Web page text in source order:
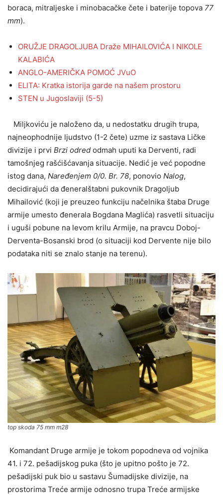
boraca, mitralјeske i minobacačke čete i baterije topova 77
mm).
ORUŽJE DRAGOLJUBA Draže MIHAILOVIĆA I NIKOLE
KALABIĆA
ANGLO-AMERIČKA POMOĆ JVuO
ELITA: Kratka istorija garde na našem prostoru
STEN u Jugoslaviji (5-5)
Milјkoviću je naloženo da, u nedostatku drugih trupa,
najneophodnije lјudstvo (1-2 čete) uzme iz sastava Ličke
divizije i prvi Brzi odred odmah uputi ka Derventi, radi
tamošnjeg rašćišćavanja situacije. Nedić je već popodne
istog dana, Naređenjem 0/0. Br. 78, ponovio Nalog,
decidirajući da đeneralštabni pukovnik Dragolјub
Mihailović (koji je preuzeo funkciju načelnika štaba Druge
armije umesto đenerala Bogdana Maglića) rasvetli situaciju
i uguši pobune na levom krilu Armije, na pravcu Doboj-
Derventa-Bosanski brod (o situaciji kod Dervente nije bilo
podataka niti se znalo stanje na terenu).
top skoda 75 mm m28
Komandant Druge armije je tokom popodneva od vojnika
41. i 72. pešadijskog puka (što je upitno pošto je 72.
pešadijski puk bio u sastavu Šumadijske divizije, na
prostorima Treće armije odnosno trupa Treće armijske